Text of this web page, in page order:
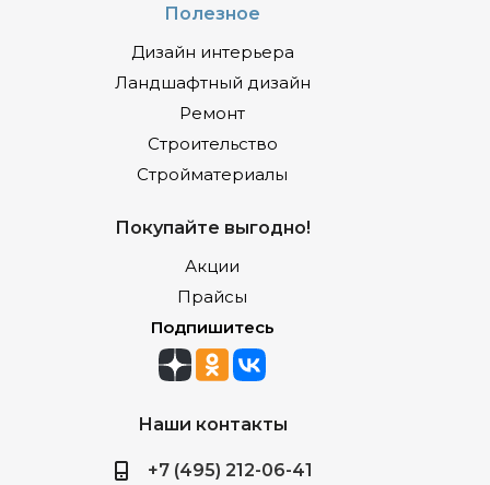
Полезное
Дизайн интерьера
Ландшафтный дизайн
Ремонт
Строительство
Стройматериалы
Покупайте выгодно!
Акции
Прайсы
Подпишитесь
Наши контакты
+7 (495) 212-06-41